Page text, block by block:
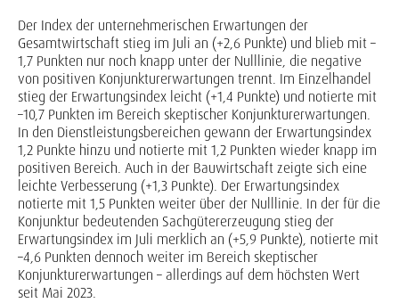
Der Index der unternehmerischen Erwartungen der
Gesamtwirtschaft stieg im Juli an (+2,6 Punkte) und blieb mit –
1,7 Punkten nur noch knapp unter der Nulllinie, die negative
von positiven Konjunkturerwartungen trennt. Im Einzelhandel
stieg der Erwartungsindex leicht (+1,4 Punkte) und notierte mit
–10,7 Punkten im Bereich skeptischer Konjunkturerwartungen.
In den Dienstleistungsbereichen gewann der Erwartungsindex
1,2 Punkte hinzu und notierte mit 1,2 Punkten wieder knapp im
positiven Bereich. Auch in der Bauwirtschaft zeigte sich eine
leichte Verbesserung (+1,3 Punkte). Der Erwartungsindex
notierte mit 1,5 Punkten weiter über der Nulllinie. In der für die
Konjunktur bedeutenden Sachgütererzeugung stieg der
Erwartungsindex im Juli merklich an (+5,9 Punkte), notierte mit
–4,6 Punkten dennoch weiter im Bereich skeptischer
Konjunkturerwartungen – allerdings auf dem höchsten Wert
seit Mai 2023.